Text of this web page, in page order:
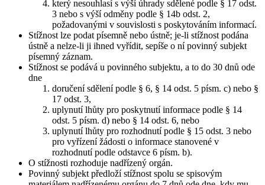
který nesouhlasí s výší úhrady sdělené podle § 17 odst.
3 nebo s výší odměny podle § 14b odst. 2,
požadovanými v souvislosti s poskytováním informací.
Stížnost lze podat písemně nebo ústně; je-li stížnost podána
ústně a nelze-li ji ihned vyřídit, sepíše o ní povinný subjekt
písemný záznam.
Stížnost se podává u povinného subjektu, a to do 30 dnů ode
dne
doručení sdělení podle § 6, § 14 odst. 5 písm. c) nebo §
17 odst. 3,
uplynutí lhůty pro poskytnutí informace podle § 14
odst. 5 písm. d) nebo § 14 odst. 6, nebo
uplynutí lhůty pro rozhodnutí podle § 15 odst. 3 nebo
pro vyřízení žádosti o informace stanovené v
rozhodnutí podle odstavce 6 písm. b).
O stížnosti rozhoduje nadřízený orgán.
Povinný subjekt předloží stížnost spolu se spisovým